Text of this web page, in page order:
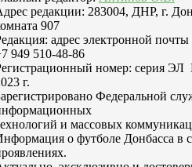
редакции: 283004, ДНР, г.
907
адрес электронной
949 510-48-86
номер: серия
г.
Федеральной
и массовых
о футболе Донбасса в